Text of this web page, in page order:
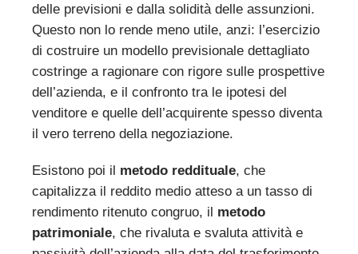
delle previsioni e dalla solidità delle assunzioni.
Questo non lo rende meno utile, anzi: l’esercizio
di costruire un modello previsionale dettagliato
costringe a ragionare con rigore sulle prospettive
dell’azienda, e il confronto tra le ipotesi del
venditore e quelle dell’acquirente spesso diventa
il vero terreno della negoziazione.
Esistono poi il metodo reddituale, che
capitalizza il reddito medio atteso a un tasso di
rendimento ritenuto congruo, il metodo
patrimoniale, che rivaluta e svaluta attività e